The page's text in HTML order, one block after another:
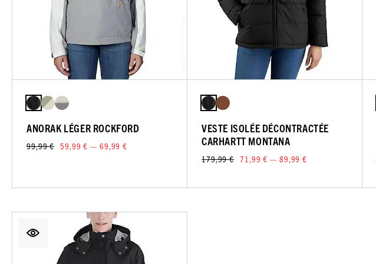
ANORAK LÉGER ROCKFORD
99,99 € 59,99 € — 69,99 €
VESTE ISOLÉE DÉCONTRACTÉE
CARHARTT MONTANA
179,99 € 71,99 € — 89,99 €